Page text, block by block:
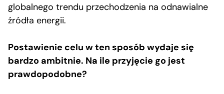
globalnego trendu przechodzenia na odnawialne
źródła energii.
Postawienie celu w ten sposób wydaje się
bardzo ambitnie. Na ile przyjęcie go jest
prawdopodobne?